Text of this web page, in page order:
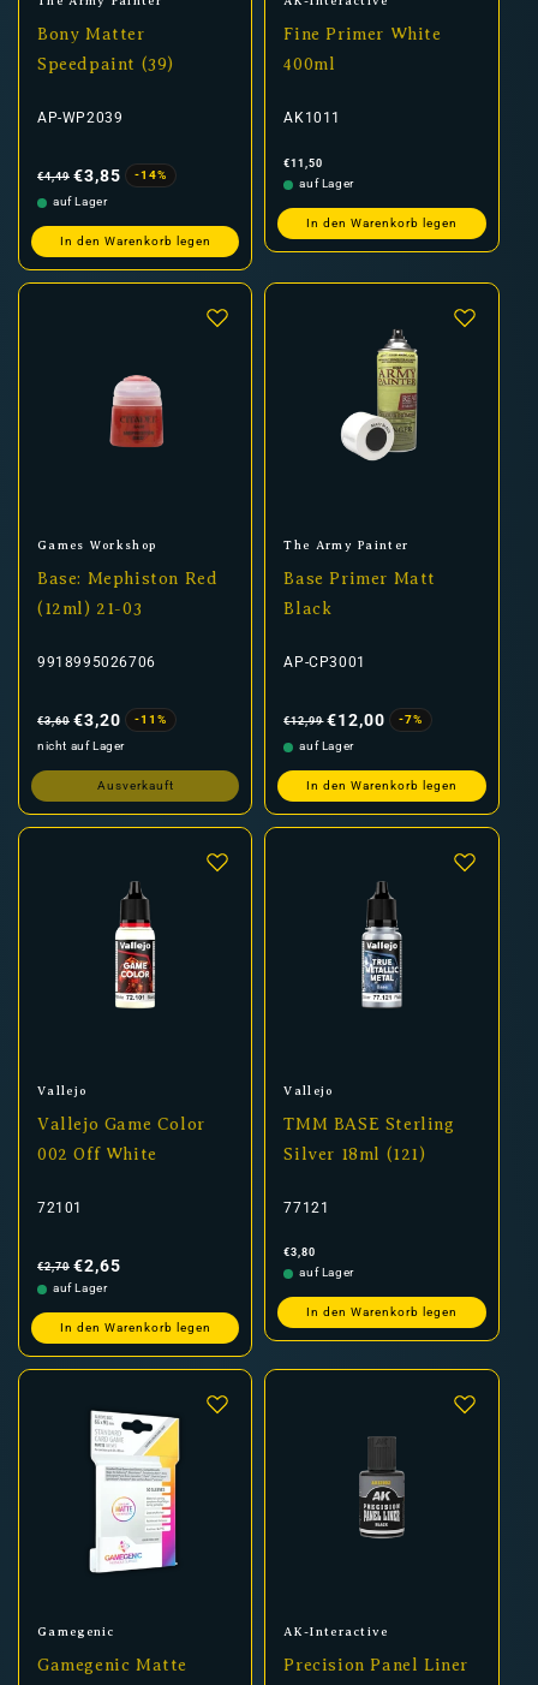
Bony Matter
Speedpaint (39)
AP-WP2039
Preis
€4,49 €3,85
-14%
auf Lager
In den Warenkorb legen
Fine Primer White
400ml
AK1011
Normaler
Preis
€11,50
auf Lager
In den Warenkorb legen
Anbieter:
Games Workshop
Base: Mephiston Red
(12ml) 21-03
9918995026706
Preis
€3,60 €3,20
-11%
nicht auf Lager
Ausverkauft
Anbieter:
The Army Painter
Base Primer Matt
Black
AP-CP3001
Preis
€12,99 €12,00
-7%
auf Lager
In den Warenkorb legen
Anbieter:
Vallejo
Vallejo Game Color
002 Off White
72101
Preis
€2,70 €2,65
auf Lager
In den Warenkorb legen
Anbieter:
Vallejo
TMM BASE Sterling
Silver 18ml (121)
77121
Normaler
Preis
€3,80
auf Lager
In den Warenkorb legen
Anbieter:
Gamegenic
Gamegenic Matte
Anbieter:
AK-Interactive
Precision Panel Liner